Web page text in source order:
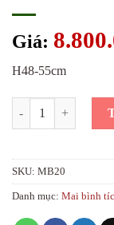
Giá:
H48-55cm
Mai bình tích lộc
SKU: MB20
Danh mục: Mai bình